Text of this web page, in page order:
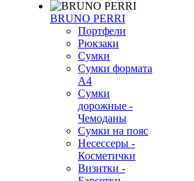
BRUNO PERRI
Портфели
Рюкзаки
Сумки
Сумки формата
А4
Сумки
дорожные -
Чемоданы
Сумки на пояс
Несессеры -
Косметички
Визитки -